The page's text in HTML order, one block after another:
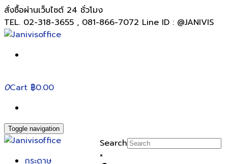
สั่งซื้อผ่านเว็บไซต์ 24 ชั่วโมง
TEL. 02-318-3655 , 081-866-7072 Line ID : @JANIVIS
0Cart ฿0.00
Toggle navigation
Search
×
กระดาษ